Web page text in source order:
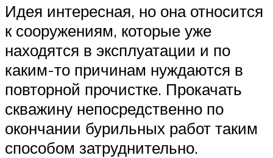
Идея интересная, но она относится
к сооружениям, которые уже
находятся в эксплуатации и по
каким-то причинам нуждаются в
повторной прочистке. Прокачать
скважину непосредственно по
окончании бурильных работ таким
способом затруднительно.